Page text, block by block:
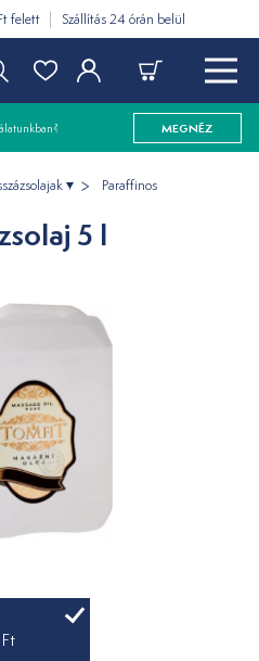
felett Szállítás 24 órán belül
MEGNÉZ
Paraffinos
5 l